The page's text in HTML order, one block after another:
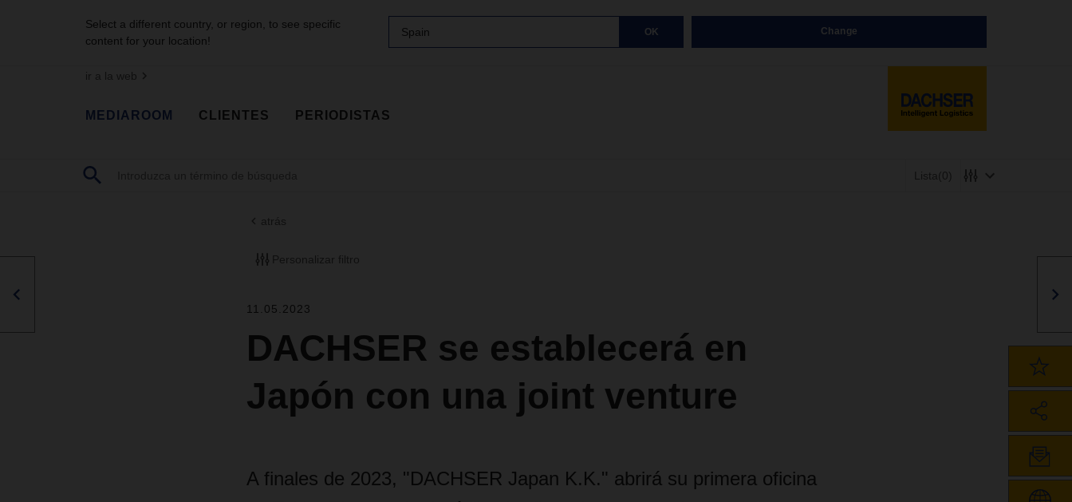
Select a different country, or region, to see specific
content for your location!
Spain OK Change
ir a la web
MEDIAROOM CLIENTES PERIODISTAS
Lista (0)
atrás
Personalizar filtro
11.05.2023
DACHSER se establecerá en
Japón con una joint venture
A finales de 2023, "DACHSER Japan K.K." abrirá su primera oficina